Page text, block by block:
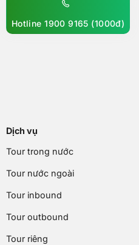
Hotline 1900 9165 (1000đ)
Dịch vụ
Tour trong nước
Tour nước ngoài
Tour inbound
Tour outbound
Tour riêng